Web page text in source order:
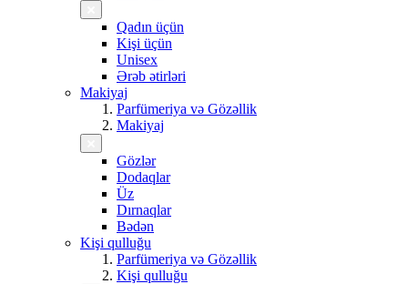
Qadın üçün
Kişi üçün
Unisex
Ərəb ətirləri
Makiyaj
Parfümeriya və Gözəllik
Makiyaj
Gözlər
Dodaqlar
Üz
Dırnaqlar
Bədən
Kişi qulluğu
Parfümeriya və Gözəllik
Kişi qulluğu